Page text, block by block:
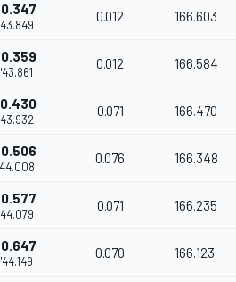
0.012 166.603
0.012 166.584
0.071 166.470
0.076 166.348
0.071 166.235
0.070 166.123